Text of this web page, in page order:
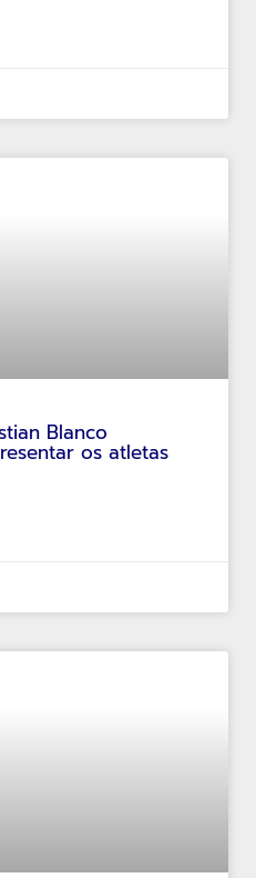
Blanco
os atletas